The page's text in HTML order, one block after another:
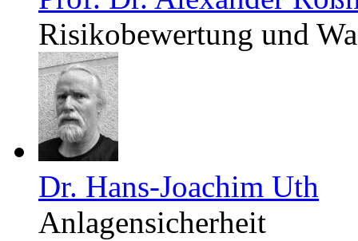
Risikobewertung und
Dr. Hans-Joachim Uth
Anlagensicherheit